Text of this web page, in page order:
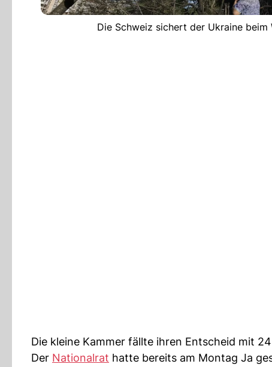
Die Schweiz sichert der Ukraine
Die kleine Kammer fällte ihren Entscheid mit
Der Nationalrat hatte bereits am Montag Ja